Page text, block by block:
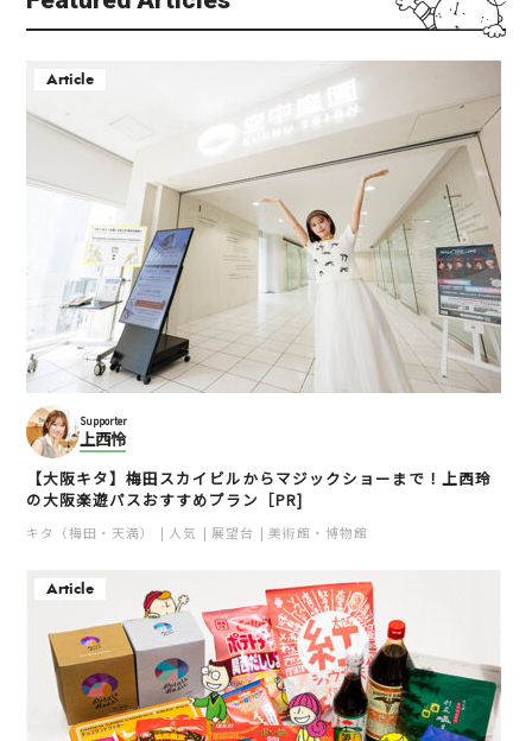
Article
Supporter
上西怜
【大阪キタ】梅田スカイビルからマジックショーまで！上西玲
の大阪楽遊パスおすすめプラン［PR]
キタ（梅田・天満） 人気 展望台 美術館・博物館
Article